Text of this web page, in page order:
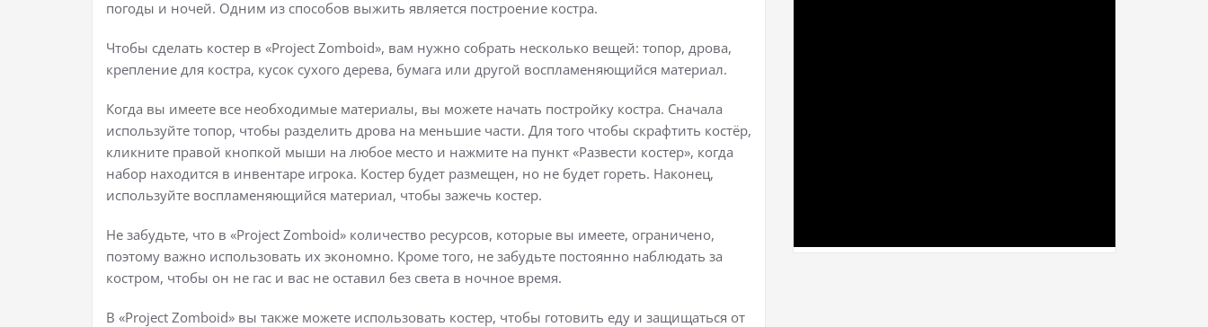
погоды и ночей. Одним из способов выжить является построение костра.
Чтобы сделать костер в «Project Zomboid», вам нужно собрать несколько вещей: топор, дрова,
крепление для костра, кусок сухого дерева, бумага или другой воспламеняющийся материал.
Когда вы имеете все необходимые материалы, вы можете начать постройку костра. Сначала
используйте топор, чтобы разделить дрова на меньшие части. Для того чтобы скрафтить костёр,
кликните правой кнопкой мыши на любое место и нажмите на пункт «Развести костер», когда
набор находится в инвентаре игрока. Костер будет размещен, но не будет гореть. Наконец,
используйте воспламеняющийся материал, чтобы зажечь костер.
Не забудьте, что в «Project Zomboid» количество ресурсов, которые вы имеете, ограничено,
поэтому важно использовать их экономно. Кроме того, не забудьте постоянно наблюдать за
костром, чтобы он не гас и вас не оставил без света в ночное время.
В «Project Zomboid» вы также можете использовать костер, чтобы готовить еду и защищаться от